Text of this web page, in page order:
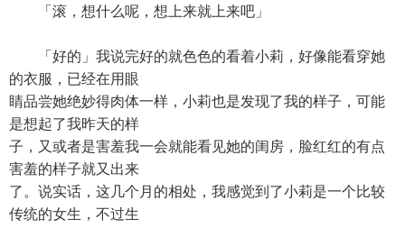
「滚，想什么呢，想上来就上来吧」
「好的」我说完好的就色色的看着小莉，好像能看穿她
的衣服，已经在用眼
睛品尝她绝妙得肉体一样，小莉也是发现了我的样子，可能
是想起了我昨天的样
子，又或者是害羞我一会就能看见她的闺房，脸红红的有点
害羞的样子就又出来
了。说实话，这几个月的相处，我感觉到了小莉是一个比较
传统的女生，不过生